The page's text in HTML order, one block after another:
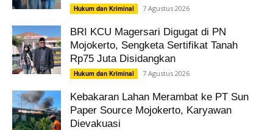
Hukum dan Kriminal 7 Agustus 2026
BRI KCU Magersari Digugat di PN
Mojokerto, Sengketa Sertifikat Tanah
Rp75 Juta Disidangkan
Hukum dan Kriminal 7 Agustus 2026
Kebakaran Lahan Merambat ke PT Sun
Paper Source Mojokerto, Karyawan
Dievakuasi